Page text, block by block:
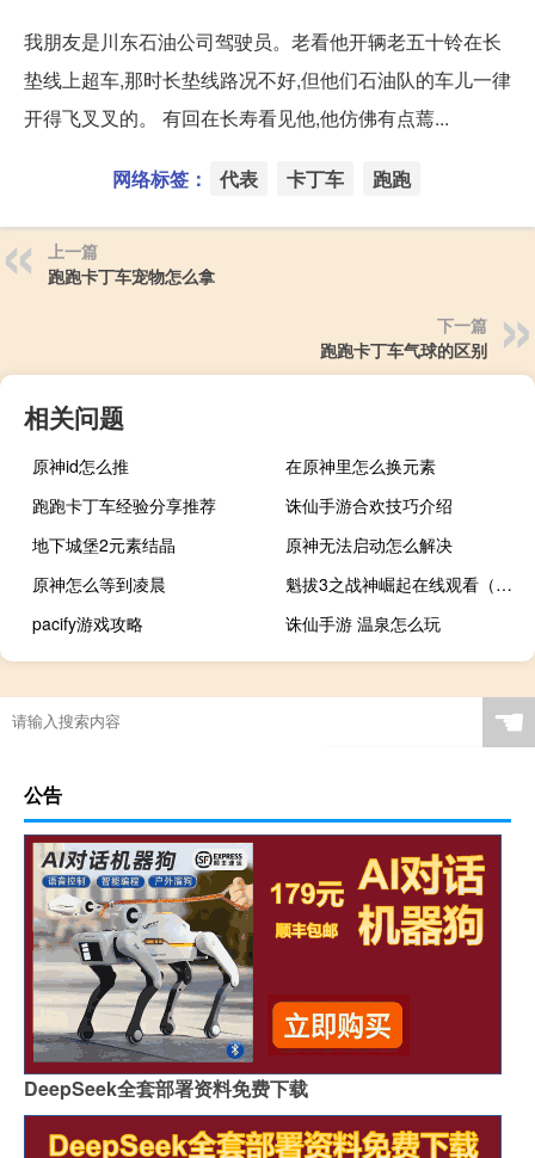
我朋友是川东石油公司驾驶员。老看他开辆老五十铃在长
垫线上超车,那时长垫线路况不好,但他们石油队的车儿一律
开得飞叉叉的。 有回在长寿看见他,他仿佛有点蔫...
网络标签： 代表 卡丁车 跑跑
上一篇
跑跑卡丁车宠物怎么拿
下一篇
跑跑卡丁车气球的区别
相关问题
原神id怎么推
在原神里怎么换元素
跑跑卡丁车经验分享推荐
诛仙手游合欢技巧介绍
地下城堡2元素结晶
原神无法启动怎么解决
原神怎么等到凌晨
魁拔3之战神崛起在线观看（魁拔3之战神崛起）
pacify游戏攻略
诛仙手游 温泉怎么玩
☚
公告
DeepSeek全套部署资料免费下载